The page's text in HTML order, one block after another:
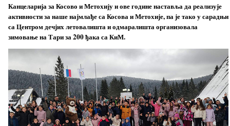
Канцеларија за Косово и Метохију и ове године наставља да реализује
активности за наше најмлађе са Косова и Метохије, па је тако у сарадњи
са Центром дечјих летовалишта и одмаралишта организовала
зимовање на Тари за 200 ђака са КиМ.